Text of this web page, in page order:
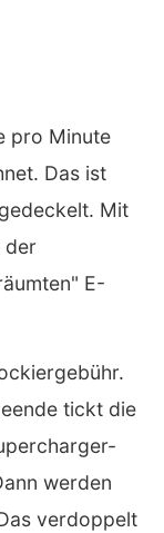
pro Minute
Das ist
Mit
der
E-
tickt die
werden
verdoppelt